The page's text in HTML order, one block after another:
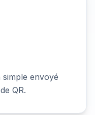
simple envoyé
QR.